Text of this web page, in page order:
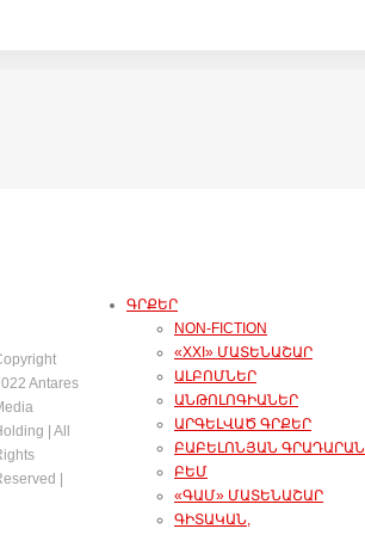
ԳՐՔԵՐ
NON-FICTION
«XXI» ՄԱՏԵՆԱՇԱՐ
ԱԼԲՈՄՆԵՐ
ԱՆԹՈԼՈԳԻԱՆԵՐ
ԱՐԳԵԼՎԱԾ ԳՐՔԵՐ
ԲԱԲԵԼՈՆՅԱՆ ԳՐԱԴԱՐԱՆ
ԲԵՄ
«ԳԱՄ» ՄԱՏԵՆԱՇԱՐ
ԳԻՏԱԿԱՆ,
Antares
| All
|